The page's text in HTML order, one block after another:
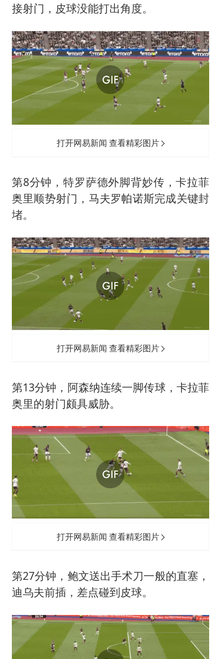
接射门，皮球没能打出角度。
打开网易新闻 查看精彩图片
第8分钟，特罗萨德外脚背妙传，卡拉菲
奥里顺势射门，马夫罗帕诺斯完成关键封
堵。
打开网易新闻 查看精彩图片
第13分钟，阿森纳连续一脚传球，卡拉菲
奥里的射门颇具威胁。
打开网易新闻 查看精彩图片
第27分钟，鲍文送出手术刀一般的直塞，
迪乌夫前插，差点碰到皮球。